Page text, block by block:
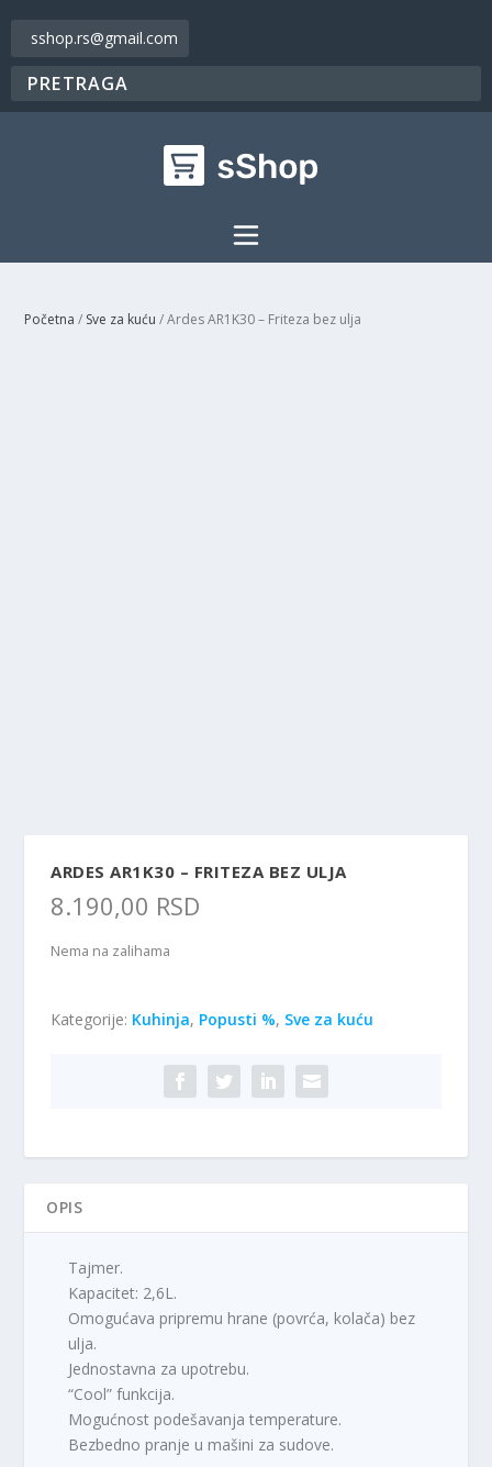
sshop.rs@gmail.com
Početna / Sve za kuću / Ardes AR1K30 – Friteza bez ulja
ARDES AR1K30 – FRITEZA BEZ ULJA
8.190,00 RSD
Nema na zalihama
Kategorije: Kuhinja, Popusti %, Sve za kuću
OPIS
Tajmer.
Kapacitet: 2,6L.
Omogućava pripremu hrane (povrća, kolača) bez
ulja.
Jednostavna za upotrebu.
“Cool” funkcija.
Mogućnost podešavanja temperature.
Bezbedno pranje u mašini za sudove.